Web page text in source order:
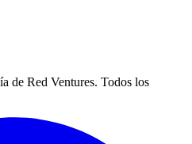
de Red Ventures. Todos los